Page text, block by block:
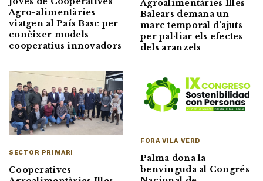
Agro-alimentàries
viatgen al País Basc per
conèixer models
cooperatius innovadors
Agroalimentàries Illes
Balears demana un
marc temporal d’ajuts
per pal·liar els efectes
dels aranzels
SECTOR PRIMARI
Cooperatives
FORA VILA VERD
Palma dona la
benvinguda al Congrés